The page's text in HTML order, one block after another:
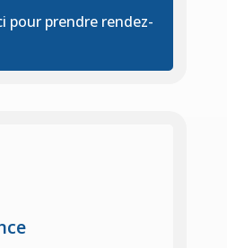
pour prendre rendez-